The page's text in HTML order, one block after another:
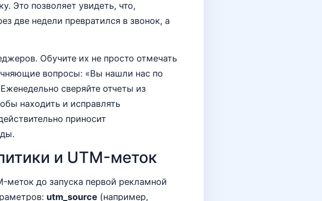
Это позволяет увидеть, что,
две недели превратился в звонок, а
Обучите их не просто отмечать
вопросы: «Вы нашли нас по
сверяйте отчеты из
находить и исправлять
приносит
и UTM-меток
меток до запуска первой рекламной
utm_source (например,